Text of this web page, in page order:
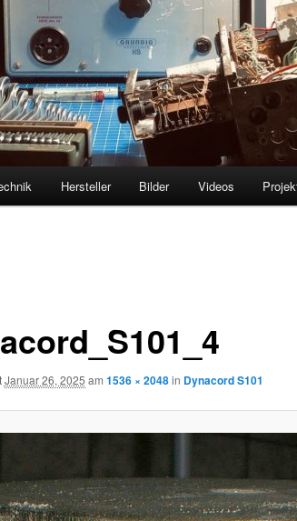
Hersteller Bilder Videos
Januar 26, 2025 am 1536 × 2048in Dynacord S101